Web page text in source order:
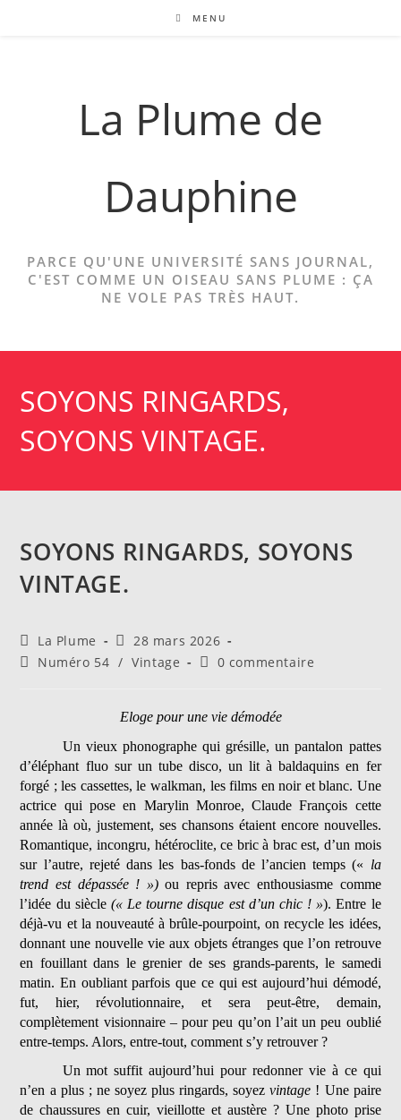
MENU
La Plume de
Dauphine
PARCE QU'UNE UNIVERSITÉ SANS JOURNAL,
C'EST COMME UN OISEAU SANS PLUME : ÇA
NE VOLE PAS TRÈS HAUT.
SOYONS RINGARDS,
SOYONS VINTAGE.
SOYONS RINGARDS, SOYONS
VINTAGE.
Auteur/autrice
de
La Plume
Publication
publiée :
28 mars 2026
PostNuméro 54 / Vintage
Commentaires
publication :
0 commentaire
Eloge pour une vie démodée
Un vieux phonographe qui grésille, un pantalon pattes
d’éléphant fluo sur un tube disco, un lit à baldaquins en fer
forgé ; les cassettes, le walkman, les films en noir et blanc. Une
actrice qui pose en Marylin Monroe, Claude François cette
année là où, justement, ses chansons étaient encore nouvelles.
Romantique, incongru, hétéroclite, ce bric à brac est, d’un mois
sur l’autre, rejeté dans les bas-fonds de l’ancien temps (« la
trend est dépassée ! »)ou repris avec enthousiasme comme
l’idée du siècle (« Le tourne disque est d’un chic ! »). Entre le
déjà-vu et la nouveauté à brûle-pourpoint, on recycle les idées,
donnant une nouvelle vie aux objets étranges que l’on retrouve
en fouillant dans le grenier de ses grands-parents, le samedi
matin. En oubliant parfois que ce qui est aujourd’hui démodé,
fut, hier, révolutionnaire, et sera peut-être, demain,
complètement visionnaire – pour peu qu’on l’ait un peu oublié
entre-temps. Alors, entre-tout, comment s’y retrouver ?
Un mot suffit aujourd’hui pour redonner vie à ce qui
n’en a plus ; ne soyez plus ringards, soyezvintage ! Une paire
de chaussures en cuir, vieillotte et austère ? Une photo prise